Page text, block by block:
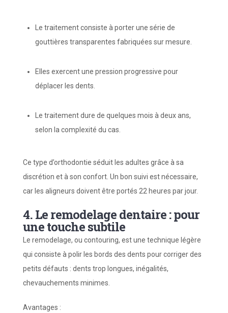
Le traitement consiste à porter une série de
gouttières transparentes fabriquées sur mesure.
Elles exercent une pression progressive pour
déplacer les dents.
Le traitement dure de quelques mois à deux ans,
selon la complexité du cas.
Ce type d’orthodontie séduit les adultes grâce à sa
discrétion et à son confort. Un bon suivi est nécessaire,
car les aligneurs doivent être portés 22 heures par jour.
4. Le remodelage dentaire : pour
une touche subtile
Le remodelage, ou contouring, est une technique légère
qui consiste à polir les bords des dents pour corriger des
petits défauts : dents trop longues, inégalités,
chevauchements minimes.
Avantages :